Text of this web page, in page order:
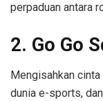
perpaduan antara
2. Go Go
Mengisahkan
dunia e-sports,